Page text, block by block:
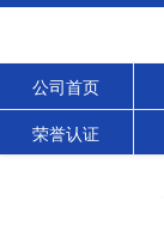
公司首页
荣誉认证